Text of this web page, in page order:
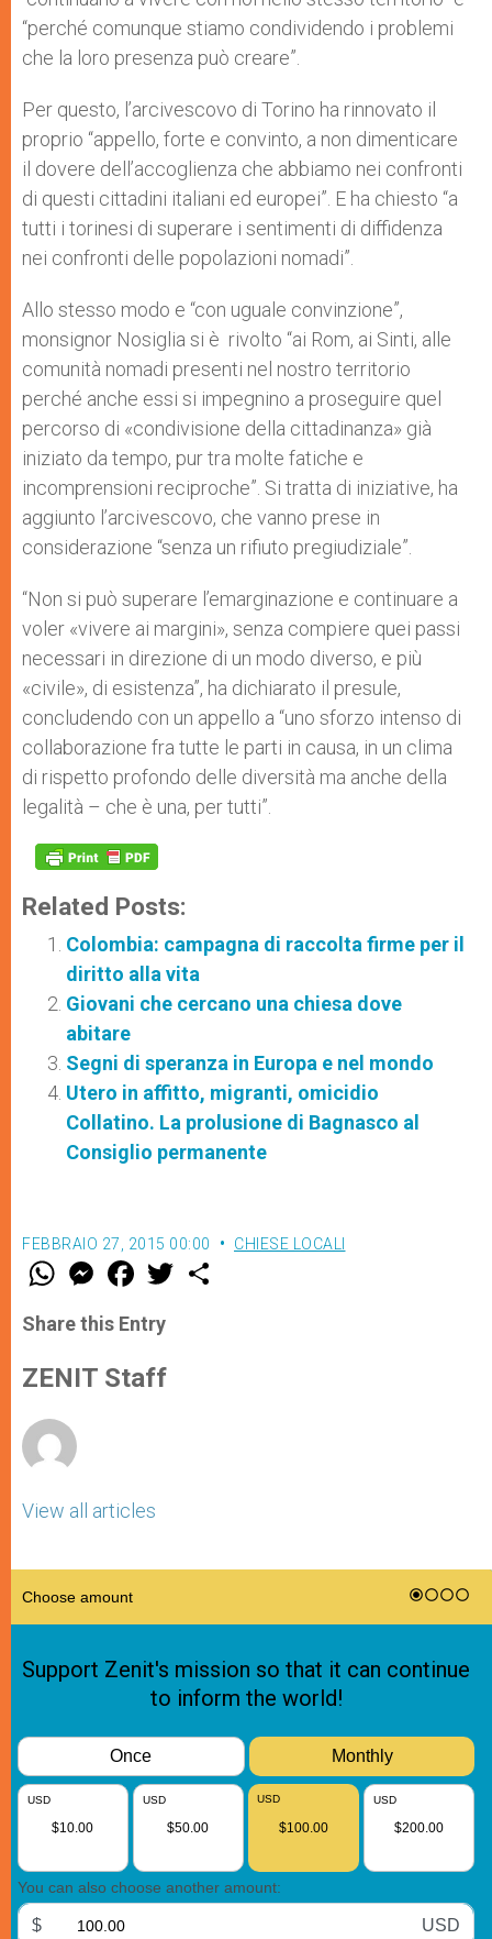
“perché comunque stiamo condividendo i problemi
che la loro presenza può creare”.
Per questo, l’arcivescovo di Torino ha rinnovato il
proprio “appello, forte e convinto, a non dimenticare
il dovere dell’accoglienza che abbiamo nei confronti
di questi cittadini italiani ed europei”. E ha chiesto “a
tutti i torinesi di superare i sentimenti di diffidenza
nei confronti delle popolazioni nomadi”.
Allo stesso modo e “con uguale convinzione”,
monsignor Nosiglia si è rivolto “ai Rom, ai Sinti, alle
comunità nomadi presenti nel nostro territorio
perché anche essi si impegnino a proseguire quel
percorso di «condivisione della cittadinanza» già
iniziato da tempo, pur tra molte fatiche e
incomprensioni reciproche”. Si tratta di iniziative, ha
aggiunto l’arcivescovo, che vanno prese in
considerazione “senza un rifiuto pregiudiziale”.
“Non si può superare l’emarginazione e continuare a
voler «vivere ai margini», senza compiere quei passi
necessari in direzione di un modo diverso, e più
«civile», di esistenza”, ha dichiarato il presule,
concludendo con un appello a “uno sforzo intenso di
collaborazione fra tutte le parti in causa, in un clima
di rispetto profondo delle diversità ma anche della
legalità – che è una, per tutti”.
Related Posts:
Colombia: campagna di raccolta firme per il
diritto alla vita
Giovani che cercano una chiesa dove
abitare
Segni di speranza in Europa e nel mondo
Utero in affitto, migranti, omicidio
Collatino. La prolusione di Bagnasco al
Consiglio permanente
FEBBRAIO 27, 2015 00:00 CHIESE LOCALI
W
t
s
p
p
M
e
s
e
g
e
F
a
e
b
o
k
w
Share this Entry
ZENIT Staff
View all articles